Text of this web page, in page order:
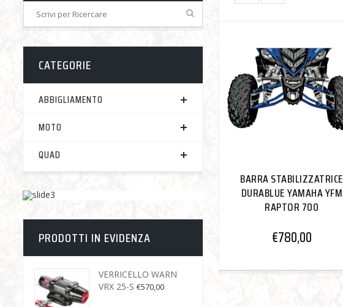
BARRA STABILIZZATRICE
DURABLUE YAMAHA YFM
RAPTOR 700
€780,00
CATEGORIE
ABBIGLIAMENTO
MOTO
QUAD
PRODOTTI IN EVIDENZA
VERRICELLO WARN
VRX 25-S €570,00